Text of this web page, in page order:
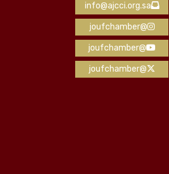
info@ajcci.org.sa
@joufchamber
@joufchamber
@joufchamber